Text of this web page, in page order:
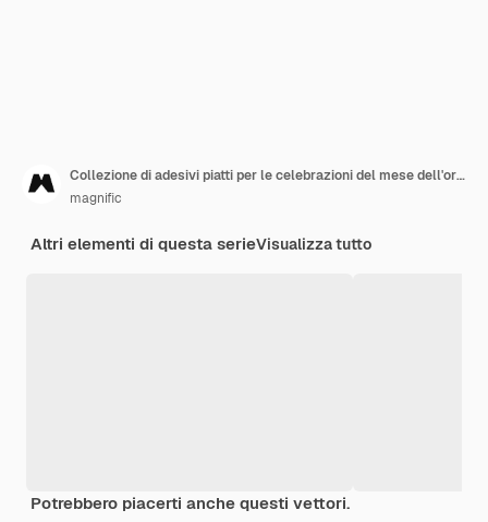
Collezione di adesivi piatti per le celebrazioni del mese dell'orgoglio
magnific
Altri elementi di questa serieVisualizza tutto
Potrebbero piacerti anche questi vettori.